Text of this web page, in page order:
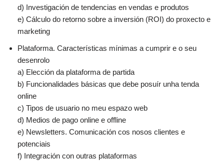
d) Investigación de tendencias en vendas e produtos
e) Cálculo do retorno sobre a inversión (ROI) do proxecto e
marketing
Plataforma. Características mínimas a cumprir e o seu
desenrolo
a) Elección da plataforma de partida
b) Funcionalidades básicas que debe posuír unha tenda
online
c) Tipos de usuario no meu espazo web
d) Medios de pago online e offline
e) Newsletters. Comunicación cos nosos clientes e
potenciais
f) Integración con outras plataformas